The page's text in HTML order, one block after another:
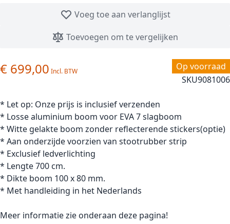
Voeg toe aan verlanglijst
Toevoegen om te vergelijken
Op voorraad
SKU9081006
€ 699,00
* Let op: Onze prijs is inclusief verzenden
* Losse aluminium boom voor EVA 7 slagboom
* Witte gelakte boom zonder reflecterende stickers(optie)
* Aan onderzijde voorzien van stootrubber strip
* Exclusief ledverlichting
* Lengte 700 cm.
* Dikte boom 100 x 80 mm.
* Met handleiding in het Nederlands
Meer informatie zie onderaan deze pagina!